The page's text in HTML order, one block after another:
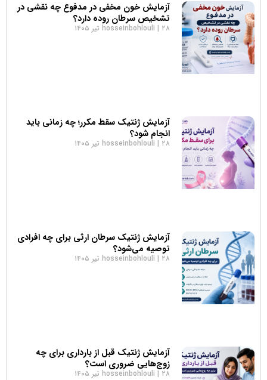
آزمایش خون مخفی در مدفوع چه نقشی در
تشخیص سرطان روده دارد؟
hosseinbohlouli ۲۸ تیر ۱۴۰۵
آزمایش ژنتیک سقط مکرر؛ چه زمانی باید
انجام شود؟
hosseinbohlouli ۲۸ تیر ۱۴۰۵
آزمایش ژنتیک سرطان ارثی برای چه افرادی
توصیه می‌شود؟
hosseinbohlouli ۲۸ تیر ۱۴۰۵
آزمایش ژنتیک قبل از بارداری برای چه
زوج‌هایی ضروری است؟
hosseinbohlouli ۲۸ تیر ۱۴۰۵